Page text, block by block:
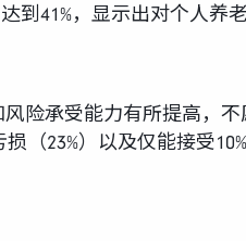
到41%，显示出对个人养
险承受能力有所提高，
（23%）以及仅能接受